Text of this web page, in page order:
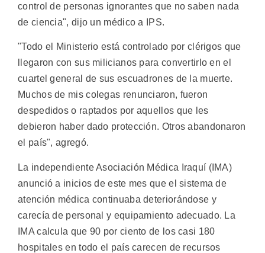
control de personas ignorantes que no saben nada
de ciencia", dijo un médico a IPS.
"Todo el Ministerio está controlado por clérigos que
llegaron con sus milicianos para convertirlo en el
cuartel general de sus escuadrones de la muerte.
Muchos de mis colegas renunciaron, fueron
despedidos o raptados por aquellos que les
debieron haber dado protección. Otros abandonaron
el país", agregó.
La independiente Asociación Médica Iraquí (IMA)
anunció a inicios de este mes que el sistema de
atención médica continuaba deteriorándose y
carecía de personal y equipamiento adecuado. La
IMA calcula que 90 por ciento de los casi 180
hospitales en todo el país carecen de recursos